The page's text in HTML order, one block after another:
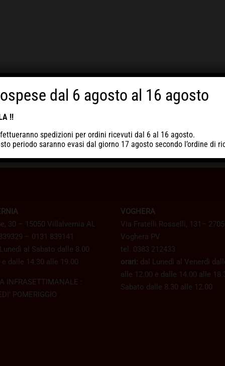
30 – 15050 Villalvernia AL
– 0131 839141
al Sabato dalle 8.00
dalle 14.30 alle 19.00
INFRASETTIMANALE :
POMERIGGIO
VOGHERA
Via Fratelli Rosselli, 131–
Voghera PV
tel. 0383 212433
orari: dal Lunedì al Venerdì
alle 12.00 e dalle 14.00 alle
Sabato dalle 8.30 alle 12.00
dal 6 agosto al 16 agosto
!!
spedizioni per ordini ricevuti dal 6 al 16 agosto.
periodo saranno evasi dal giorno 17 agostosecondo l’ordine di